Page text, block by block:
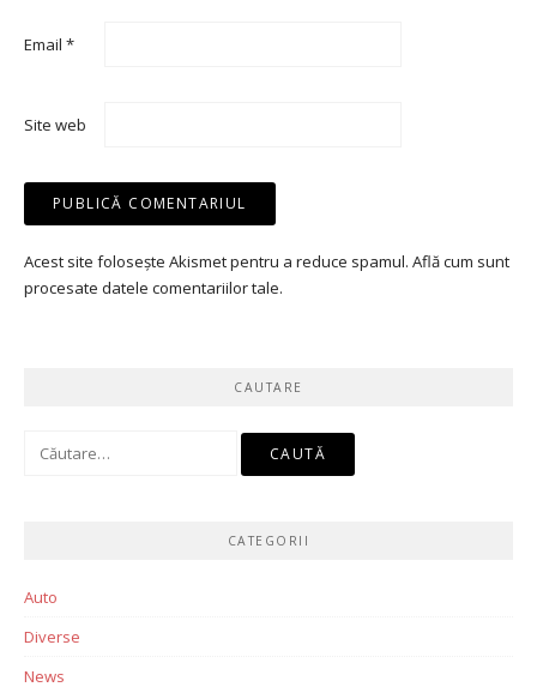
Email *
Site web
Acest site folosește Akismet pentru a reduce spamul. Află cum sunt
procesate datele comentariilor tale.
CAUTARE
Caută
CATEGORII
Auto
Diverse
News